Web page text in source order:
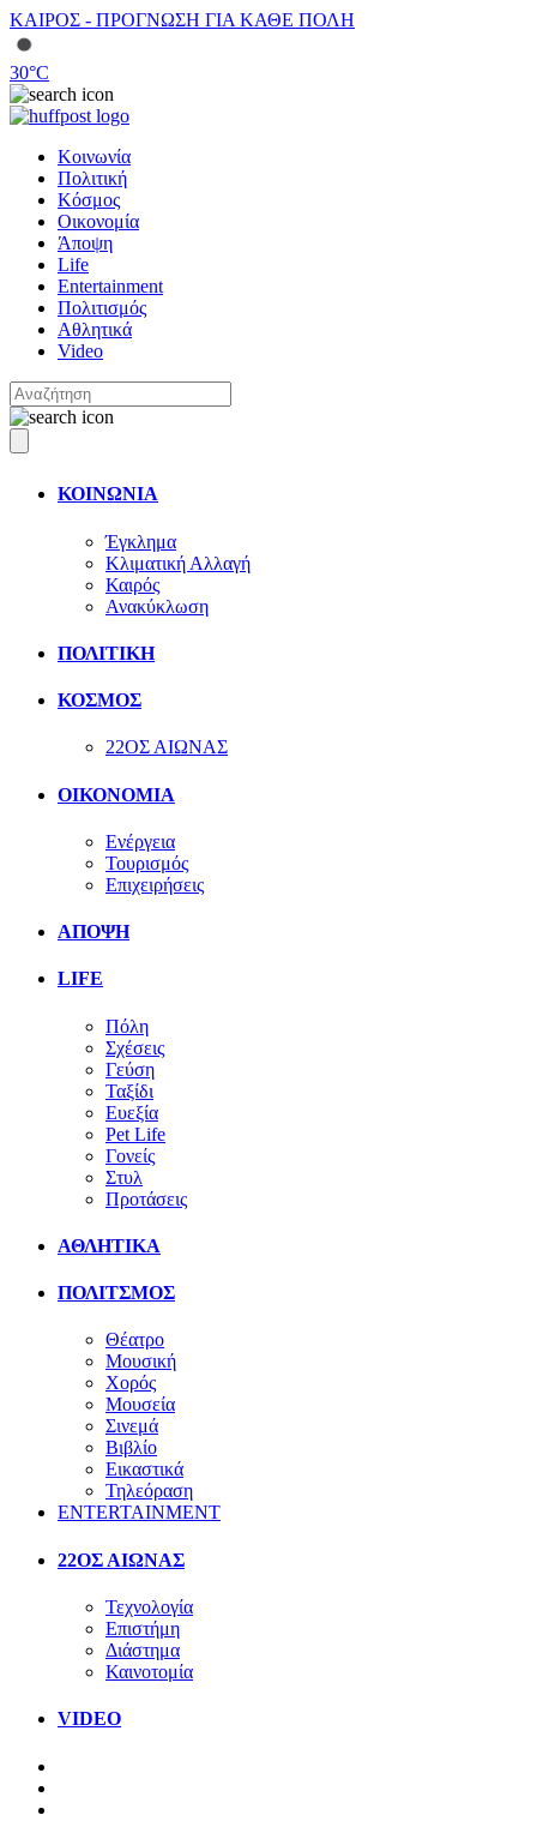
ΚΑΙΡΟΣ - ΠΡΟΓΝΩΣΗ ΓΙΑ ΚΑΘΕ ΠΟΛΗ
30°C
Κοινωνία
Πολιτική
Κόσμος
Οικονομία
Άποψη
Life
Entertainment
Πολιτισμός
Αθλητικά
Video
ΚΟΙΝΩΝΙΑ
Έγκλημα
Κλιματική Αλλαγή
Καιρός
Ανακύκλωση
ΠΟΛΙΤΙΚΗ
ΚΟΣΜΟΣ
22ΟΣ ΑΙΩΝΑΣ
ΟΙΚΟΝΟΜΙΑ
Ενέργεια
Τουρισμός
Επιχειρήσεις
ΑΠΟΨΗ
LIFE
Πόλη
Σχέσεις
Γεύση
Ταξίδι
Ευεξία
Pet Life
Γονείς
Στυλ
Προτάσεις
ΑΘΛΗΤΙΚΑ
ΠΟΛΙΤΣΜΟΣ
Θέατρο
Μουσική
Χορός
Μουσεία
Σινεμά
Βιβλίο
Εικαστικά
Τηλεόραση
ENTERTAINMENT
22ΟΣ ΑΙΩΝΑΣ
Τεχνολογία
Επιστήμη
Διάστημα
Καινοτομία
VIDEO